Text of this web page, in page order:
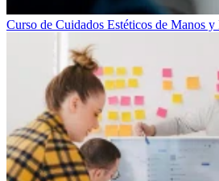
Curso de Cuidados Estéticos de Manos y